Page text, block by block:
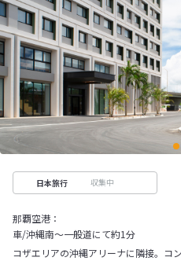
日本旅行 収集中
那覇空港：
車/沖縄南～一般道にて約1分
コザエリアの沖縄アリーナに隣接。コ